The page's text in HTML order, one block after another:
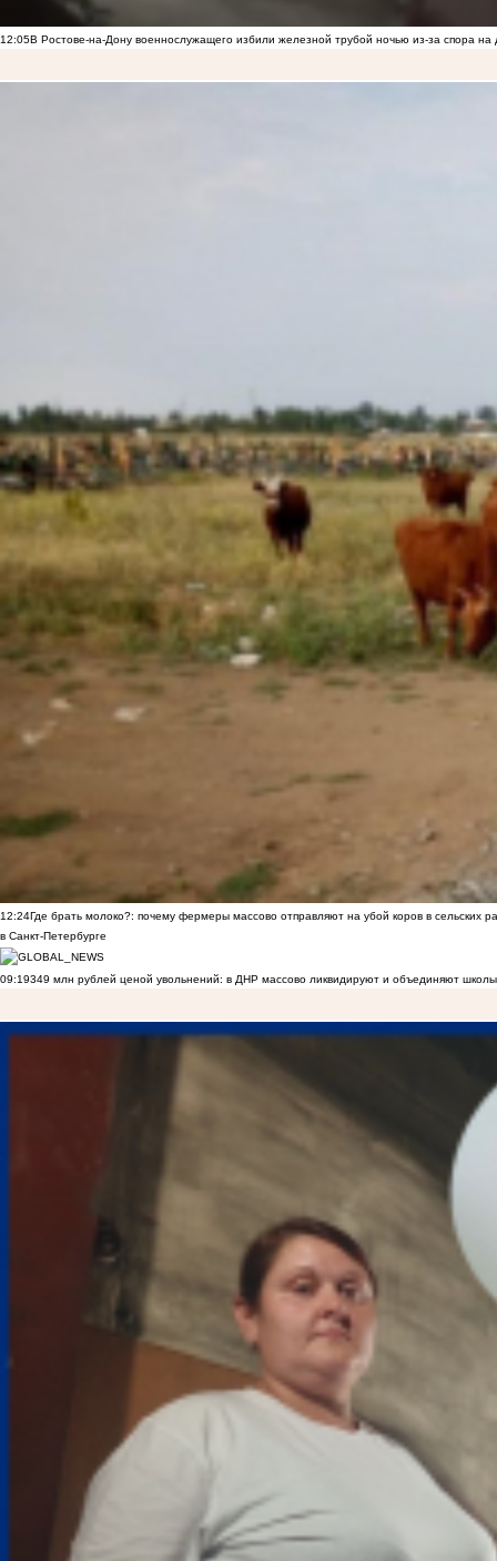
12:05В Ростове-на-Дону военнослужащего избили железной трубой ночью из-за спора на
12:24Где брать молоко?: почему фермеры массово отправляют на убой коров в сельских
в Санкт-Петербурге
09:19349 млн рублей ценой увольнений: в ДНР массово ликвидируют и объединяют